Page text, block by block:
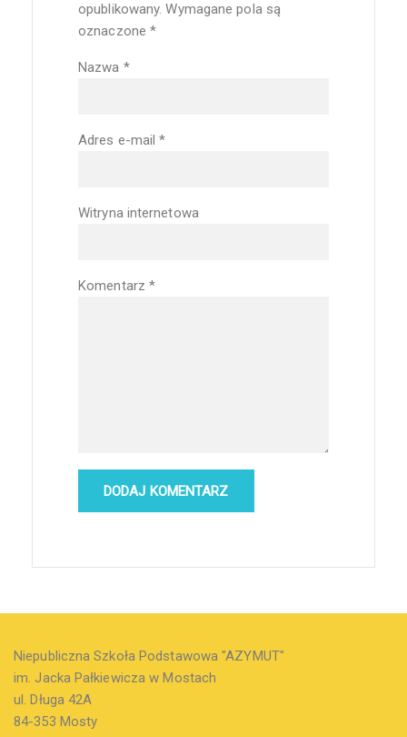
opublikowany. Wymagane pola są
oznaczone *
Nazwa *
Adres e-mail*
Witryna internetowa
Komentarz *
Niepubliczna Szkoła Podstawowa "AZYMUT"
im. Jacka Pałkiewicza w Mostach
ul. Długa 42A
84-353 Mosty